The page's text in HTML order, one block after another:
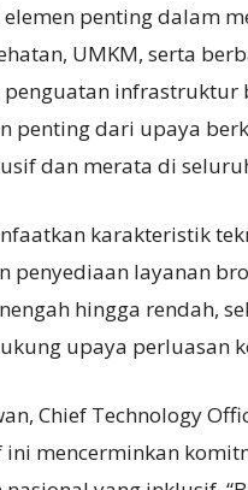
penting dalam
UMKM, serta
penguatan
penting dari upaya
dan merata di
karakteristik
penyediaan layanan
hingga rendah,
upaya perluasan
Chief Technology
mencerminkan